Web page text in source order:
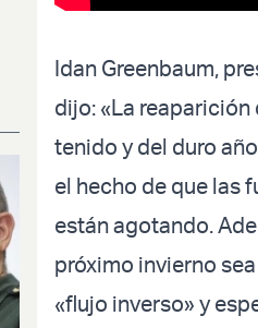
Idan Greenbaum,
dijo: «La
tenido y del duro
el hecho de que las
están agotando.
próximo invierno
«flujo inverso» y